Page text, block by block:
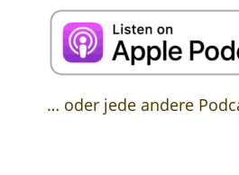
… oder jede andere